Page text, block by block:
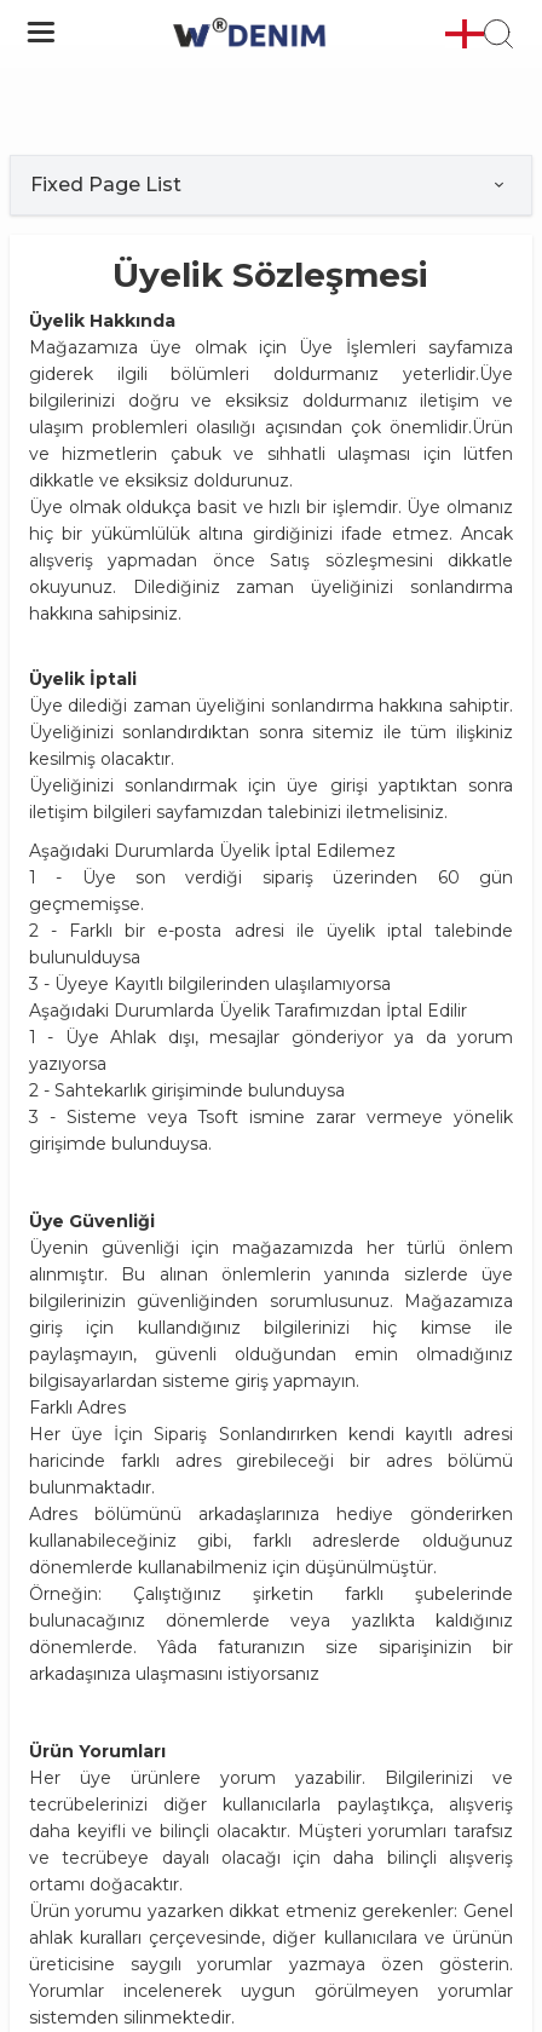
Fixed Page List
Üyelik Sözleşmesi
Üyelik Hakkında
Mağazamıza üye olmak için Üye İşlemleri sayfamıza
giderek ilgili bölümleri doldurmanız yeterlidir.Üye
bilgilerinizi doğru ve eksiksiz doldurmanız iletişim ve
ulaşım problemleri olasılığı açısından çok önemlidir.Ürün
ve hizmetlerin çabuk ve sıhhatli ulaşması için lütfen
dikkatle ve eksiksiz doldurunuz.
Üye olmak oldukça basit ve hızlı bir işlemdir. Üye olmanız
hiç bir yükümlülük altına girdiğinizi ifade etmez. Ancak
alışveriş yapmadan önce Satış sözleşmesini dikkatle
okuyunuz. Dilediğiniz zaman üyeliğinizi sonlandırma
hakkına sahipsiniz.
Üyelik İptali
Üye dilediği zaman üyeliğini sonlandırma hakkına sahiptir.
Üyeliğinizi sonlandırdıktan sonra sitemiz ile tüm ilişkiniz
kesilmiş olacaktır.
Üyeliğinizi sonlandırmak için üye girişi yaptıktan sonra
iletişim bilgileri sayfamızdan talebinizi iletmelisiniz.
Aşağıdaki Durumlarda Üyelik İptal Edilemez
1 - Üye son verdiği sipariş üzerinden 60 gün
geçmemişse.
2 - Farklı bir e-posta adresi ile üyelik iptal talebinde
bulunulduysa
3 - Üyeye Kayıtlı bilgilerinden ulaşılamıyorsa
Aşağıdaki Durumlarda Üyelik Tarafımızdan İptal Edilir
1 - Üye Ahlak dışı, mesajlar gönderiyor ya da yorum
yazıyorsa
2 - Sahtekarlık girişiminde bulunduysa
3 - Sisteme veya Tsoft ismine zarar vermeye yönelik
girişimde bulunduysa.
Üye Güvenliği
Üyenin güvenliği için mağazamızda her türlü önlem
alınmıştır. Bu alınan önlemlerin yanında sizlerde üye
bilgilerinizin güvenliğinden sorumlusunuz. Mağazamıza
giriş için kullandığınız bilgilerinizi hiç kimse ile
paylaşmayın, güvenli olduğundan emin olmadığınız
bilgisayarlardan sisteme giriş yapmayın.
Farklı Adres
Her üye İçin Sipariş Sonlandırırken kendi kayıtlı adresi
haricinde farklı adres girebileceği bir adres bölümü
bulunmaktadır.
Adres bölümünü arkadaşlarınıza hediye gönderirken
kullanabileceğiniz gibi, farklı adreslerde olduğunuz
dönemlerde kullanabilmeniz için düşünülmüştür.
Örneğin: Çalıştığınız şirketin farklı şubelerinde
bulunacağınız dönemlerde veya yazlıkta kaldığınız
dönemlerde. Yâda faturanızın size siparişinizin bir
arkadaşınıza ulaşmasını istiyorsanız
Ürün Yorumları
Her üye ürünlere yorum yazabilir. Bilgilerinizi ve
tecrübelerinizi diğer kullanıcılarla paylaştıkça, alışveriş
daha keyifli ve bilinçli olacaktır. Müşteri yorumları tarafsız
ve tecrübeye dayalı olacağı için daha bilinçli alışveriş
ortamı doğacaktır.
Ürün yorumu yazarken dikkat etmeniz gerekenler: Genel
ahlak kuralları çerçevesinde, diğer kullanıcılara ve ürünün
üreticisine saygılı yorumlar yazmaya özen gösterin.
Yorumlar incelenerek uygun görülmeyen yorumlar
sistemden silinmektedir.